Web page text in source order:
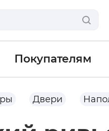
Покупателям
Двери